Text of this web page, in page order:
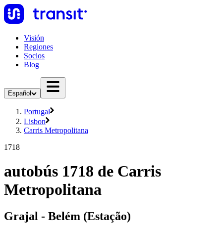
Visión
Regiones
Socios
Blog
Español
Portugal
Lisbon
Carris Metropolitana
1718
autobús 1718 de Carris
Metropolitana
Grajal - Belém (Estação)